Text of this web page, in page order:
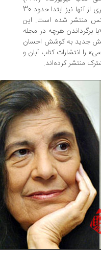
منتشر شده‌اند. ترجمه فارسی فرزانه طاهری از آنها نیز ابتدا حدود 30
شده است. این
هرچه در مجله
جدید به کوشش احسان
کتاب آبان و
کرده‌اند.